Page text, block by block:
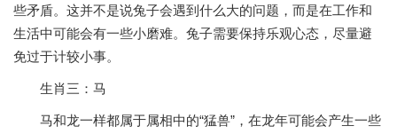
些矛盾。这并不是说兔子会遇到什么大的问题，而是在工作和
生活中可能会有一些小磨难。兔子需要保持乐观心态，尽量避
免过于计较小事。
生肖三：马
马和龙一样都属于属相中的“猛兽”，在龙年可能会产生一些